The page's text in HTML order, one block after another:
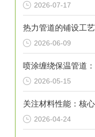
2026-07-17
2026-06-09
2026-05-15
关注材料性能：核
2026-04-24